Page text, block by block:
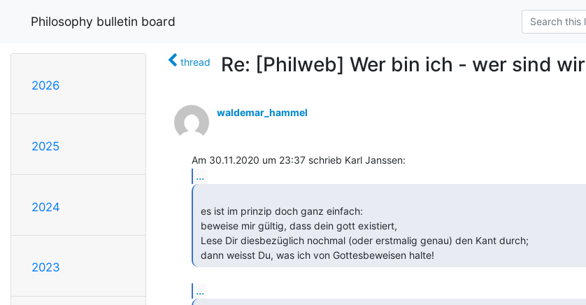
Philosophy bulletin board
2026
2025
2024
2023
thread Re: [Philweb] Wer bin ich - wer sind wir
waldemar_hammel
...
dann weisst Du, was ich von Gottesbeweisen halte!
...